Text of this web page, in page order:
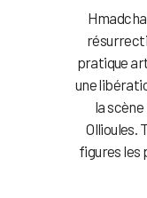
pratique
une
la
Ollioules.
figures les